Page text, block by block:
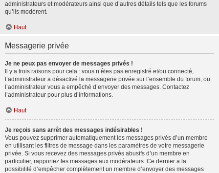
administrateurs et modérateurs ainsi que d’autres détails tels que les forums
qu’ils modèrent.
Haut
Messagerie privée
Je ne peux pas envoyer de messages privés !
Il y a trois raisons pour cela : vous n’êtes pas enregistré et/ou connecté,
l’administrateur a désactivé la messagerie privée sur l’ensemble du forum, ou
l’administrateur vous a empêché d’envoyer des messages. Contactez
l’administrateur pour plus d’informations.
Haut
Je reçois sans arrêt des messages indésirables !
Vous pouvez supprimer automatiquement les messages privés d’un membre
en utilisant les filtres de message dans les paramètres de votre messagerie
privée. Si vous recevez des messages privés abusifs d’un membre en
particulier, rapportez les messages aux modérateurs. Ce dernier a la
possibilité d’empêcher complètement un membre d’envoyer des messages